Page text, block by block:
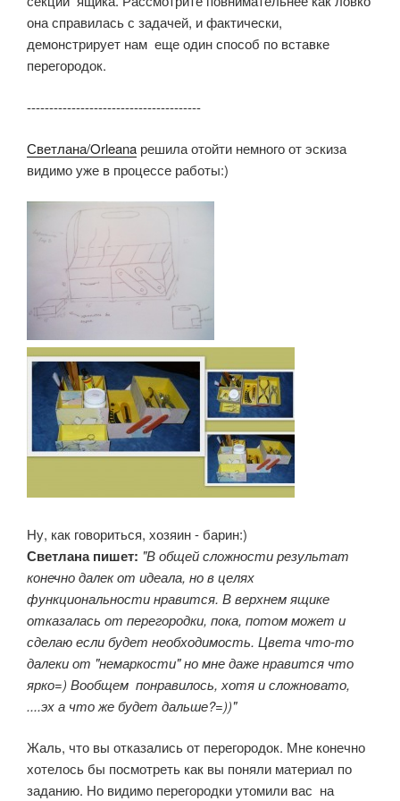
она справилась с задачей, и фактически,
демонстрирует нам еще один способ по вставке
перегородок.
---------------------------------------
Светлана/Orleana решила отойти немного от эскиза
видимо уже в процессе работы:)
Ну, как говориться, хозяин - барин:)
Светлана пишет: "В общей сложности результат
конечно далек от идеала, но в целях
функциональности нравится. В верхнем ящике
отказалась от перегородки, пока, потом может и
сделаю если будет необходимость. Цвета что-то
далеки от "немаркости" но мне даже нравится что
ярко=) Вообщем понравилось, хотя и сложновато,
....эх а что же будет дальше?=))"
Жаль, что вы отказались от перегородок. Мне конечно
хотелось бы посмотреть как вы поняли материал по
заданию. Но видимо перегородки утомили вас на